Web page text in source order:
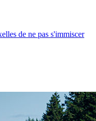
de ne pas s'immiscer